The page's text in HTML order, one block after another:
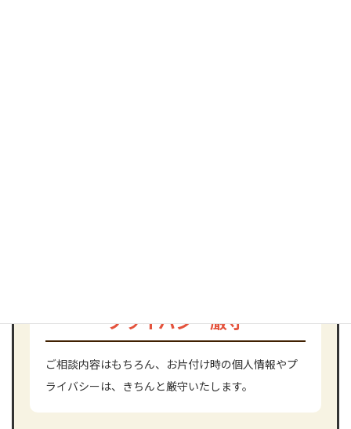
プライバシー厳守
ご相談内容はもちろん、お片付け時の個人情報やプ
ライバシーは、きちんと厳守いたします。